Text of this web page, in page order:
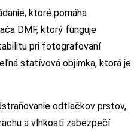
ktoré pomáha
DMF, ktorý funguje
pri fotografovaní
statívová objímka, ktorá je
odtlačkov prstov,
a vlhkosti zabezpečí